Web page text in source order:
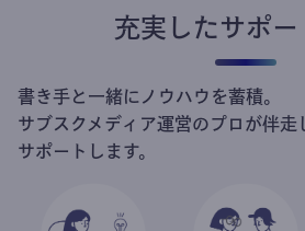
充実したサポー
書き手と一緒にノウハウを蓄積。
サブスクメディア運営のプロが伴走
サポートします。